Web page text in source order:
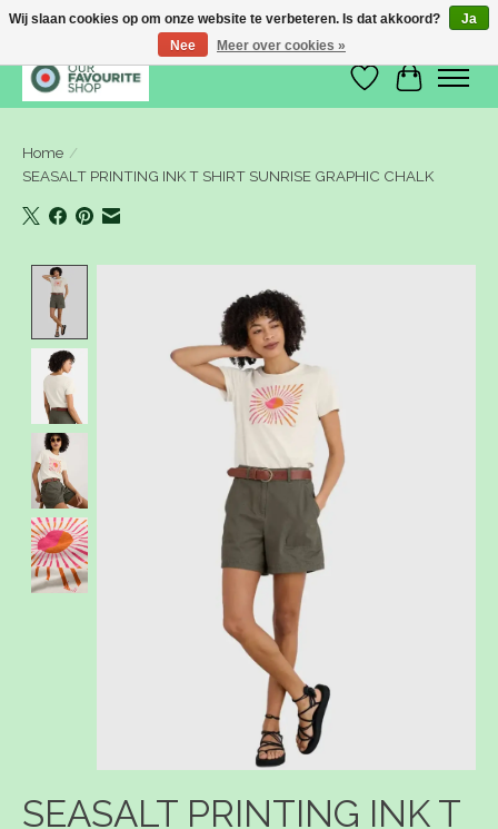
Verlanglijst
Home /
SEASALT PRINTING INK T SHIRT SUNRISE GRAPHIC CHALK
SEASALT PRINTING INK T
Wij slaan cookies op om onze website te verbeteren. Is dat akkoord?
Ja
Nee
Meer over cookies »